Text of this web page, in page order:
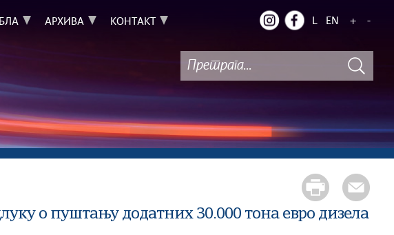
АРХИВА КОНТАКТ L EN + -
о пуштању додатних 30.000 тона евро дизела